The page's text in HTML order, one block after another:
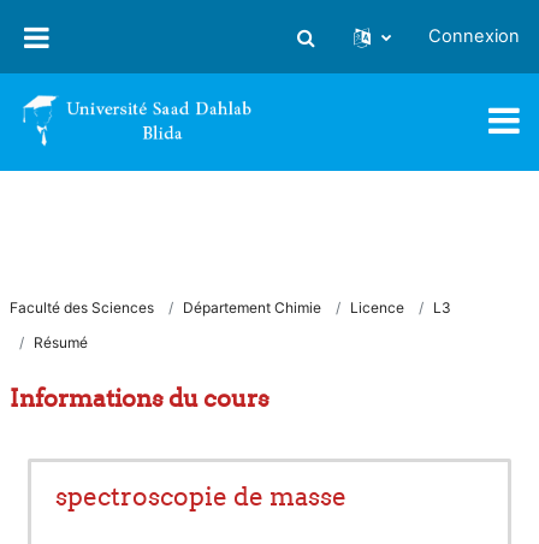
Activer/désactiver la saisie
Connexion
Faculté des Sciences Département Chimie Licence
L3
Résumé
Informations du cours
spectroscopie de masse